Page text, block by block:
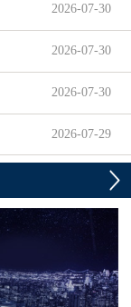
2026-07-30
2026-07-30
2026-07-30
2026-07-29